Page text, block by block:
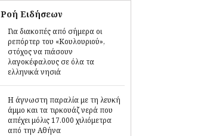
Ροή Ειδήσεων
Για διακοπές από σήμερα οι
ρεπόρτερ του «Κουλουριού»,
στόχος να πιάσουν
λαγοκέφαλους σε όλα τα
ελληνικά νησιά
Η άγνωστη παραλία με τη λευκή
άμμο και τα τιρκουάζ νερά που
απέχει μόλις 17.000 χιλιόμετρα
από την Αθήνα